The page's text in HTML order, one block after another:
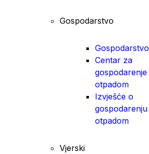
Gospodarstvo
Gospodarstvo
Centar za
gospodarenje
otpadom
Izvješće o
gospodarenju
otpadom
Vjerski